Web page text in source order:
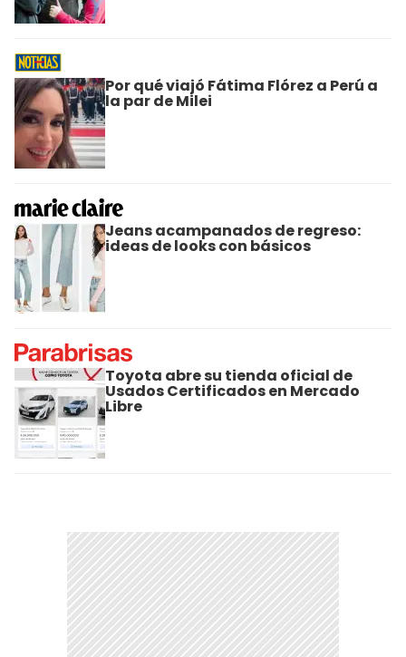
Por qué viajó Fátima Flórez a Perú a
la par de Milei
Jeans acampanados de regreso:
ideas de looks con básicos
Toyota abre su tienda oficial de
Usados Certificados en Mercado
Libre